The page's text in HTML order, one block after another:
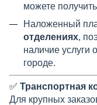
можете получить
Наложенный
отделениях,
наличие услуги
городе.
✅ Транспортная
Для крупных